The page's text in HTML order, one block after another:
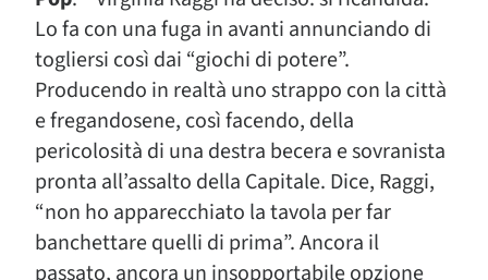
Lo fa con una fuga in avanti annunciando di
togliersi così dai “giochi di potere”.
Producendo in realtà uno strappo con la città
e fregandosene, così facendo, della
pericolosità di una destra becera e sovranista
pronta all’assalto della Capitale. Dice, Raggi,
“non ho apparecchiato la tavola per far
banchettare quelli di prima”. Ancora il
passato, ancora un insopportabile opzione